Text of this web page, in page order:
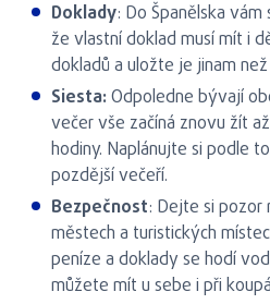
Doklady: Do Španělska
že vlastní doklad musí mít i
dokladů a uložte je jinam než
Siesta:Odpoledne bývají
večer vše začíná znovu žít
hodiny. Naplánujte si podle
pozdější večeří.
Bezpečnost: Dejte si pozor
městech a turistických
peníze a doklady se hodí
můžete mít u sebe i při